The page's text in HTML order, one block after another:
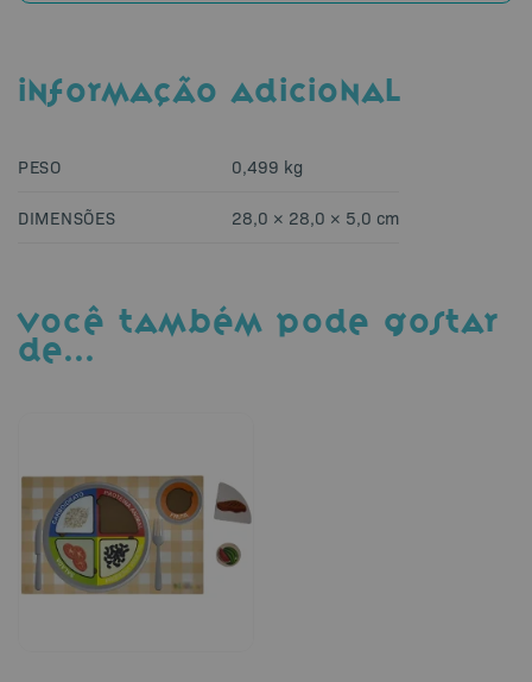
INFORMAÇÃO ADICIONAL
PESO 0,499 kg
DIMENSÕES 28,0 × 28,0 × 5,0 cm
VOCÊ TAMBÉM PODE GOSTAR
DE…